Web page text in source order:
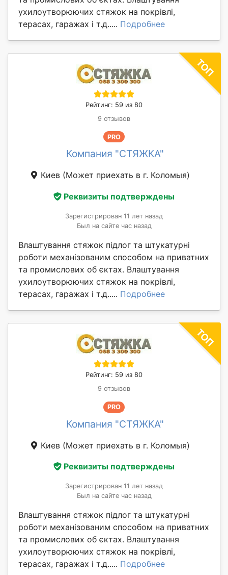
ухилоутворюючих стяжок на покрівлі,
терасах, гаражах і т.д..... Подробнее
Рейтинг: 59 из 80
9 отзывов
PRO
Компания "СТЯЖКА"
Киев (Может приехать в г. Коломыя)
Реквизиты подтверждены
Зарегистрирован 11 лет назад
Был на сайте час назад
Влаштування стяжок підлог та штукатурні
роботи механізованим способом на приватних
та промислових об єктах. Влаштування
ухилоутворюючих стяжок на покрівлі,
терасах, гаражах і т.д..... Подробнее
Рейтинг: 59 из 80
9 отзывов
PRO
Компания "СТЯЖКА"
Киев (Может приехать в г. Коломыя)
Реквизиты подтверждены
Зарегистрирован 11 лет назад
Был на сайте час назад
Влаштування стяжок підлог та штукатурні
роботи механізованим способом на приватних
та промислових об єктах. Влаштування
ухилоутворюючих стяжок на покрівлі,
терасах, гаражах і т.д..... Подробнее